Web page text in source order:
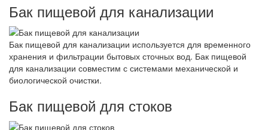
Бак пищевой для канализации
Бак пищевой для канализации используется для временного
хранения и фильтрации бытовых сточных вод. Бак пищевой
для канализации совместим с системами механической и
биологической очистки.
Бак пищевой для стоков